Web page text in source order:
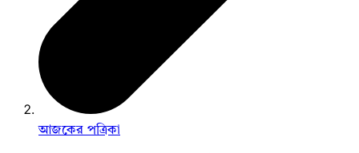
আজকের পত্রিকা